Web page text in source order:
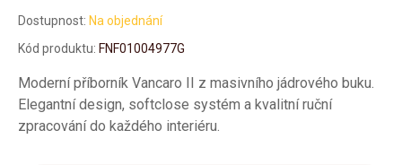
Dostupnost: Na objednání
Kód produktu: FNF01004977G
Moderní příborník Vancaro II z masivního jádrového buku.
Elegantní design, softclose systém a kvalitní ruční
zpracování do každého interiéru.